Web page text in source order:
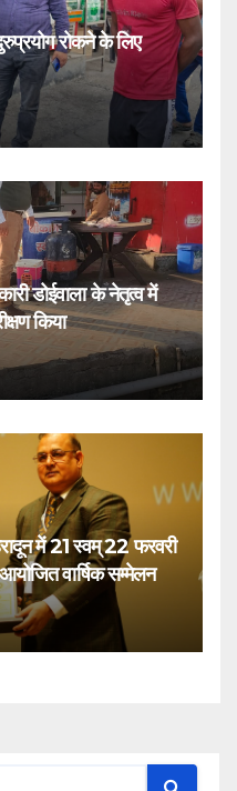
रोकने के लिए
डोईवाला के नेतृत्व में
किया
में 21 स्वम् 22 फरवरी
वार्षिक सम्मेलन